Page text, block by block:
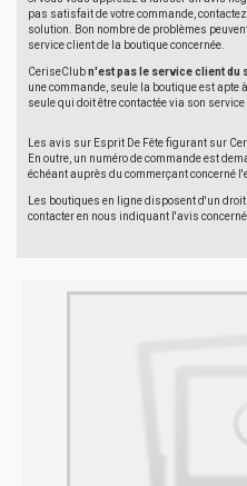
pas satisfait de votre commande,
solution. Bon nombre de problèmes
service client de la boutique concernée.
CeriseClubn'est pas le service client du
une commande, seule la boutique est apte
seule qui doit être contactée via son service
Les avis sur Esprit De Fête figurant sur
En outre, un numéro de commande est
échéant auprès du commerçant concerné
Les boutiques en ligne disposent d'un
contacter en nous indiquant l'avis